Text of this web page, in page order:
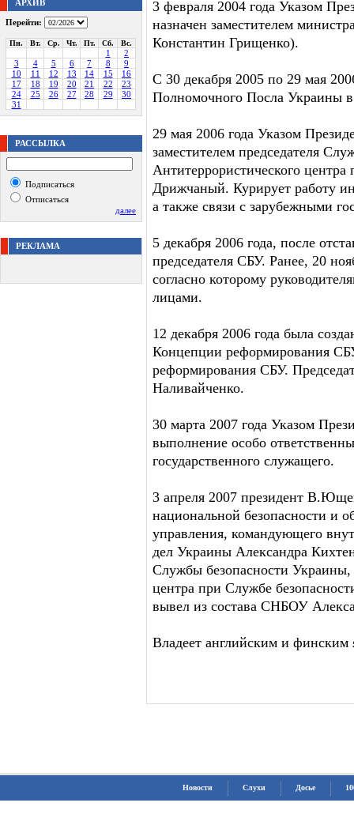
АРХИВ
Перейти:
Пн. Вт. Ср. Чт. Пт. Сб. Вс.
1
2
3
4 5 6 7 8
9
10
11 12 13 14 15
16
17
18 19 20 21 22
23
24
25 26 27 28 29
30
31
РАССЫЛКА
Подписаться
Отписаться
далее
РЕКЛАМА
3 февраля 2004 года Указом
назначен заместителем
Константин Грищенко).
С 30 декабря 2005 по 29 мая
Полномочного Посла Украины в
29 мая 2006 года Указом
заместителем председателя
Антитеррористического
Дрижчаный. Курирует работу
а также связи с зарубежными
5 декабря 2006 года, после
председателя СБУ. Ранее, 20
согласно которому
лицами.
12 декабря 2006 года была
Концепции реформирования
реформирования СБУ.
Наливайченко.
30 марта 2007 года Указом
выполнение особо
государственного служащего.
3 апреля 2007 президент
национальной безопасности и
управления, командующего
дел Украины Александра
Службы безопасности Украины,
центра при Службе
вывел из состава СНБОУ
Владеет английским и финским
Новости Слухи Досье